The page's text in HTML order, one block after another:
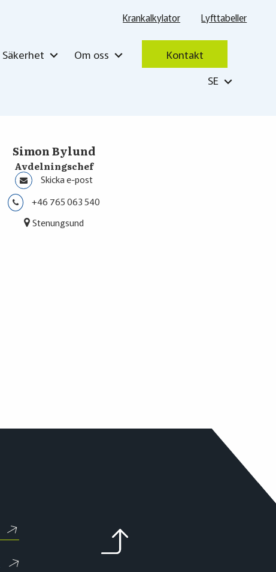
Krankalkylator Lyfttabeller
Säkerhet Om oss
Kontakt
SE
Simon Bylund
Avdelningschef
+46 765 063 540
Stenungsund
Skicka e-post